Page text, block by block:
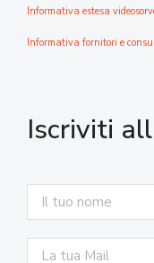
Informativa estesa
Informativa fornitori e
Iscriviti